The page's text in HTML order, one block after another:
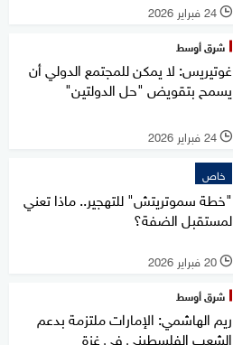
l 24 فبراير 2026
شرق أوسط
غوتيريس: لا يمكن للمجتمع الدولي أن
يسمح بتقويض "حل الدولتين"
l 24 فبراير 2026
خاص
"خطة سموتريتش" للتهجير.. ماذا تعني
لمستقبل الضفة؟
l 20 فبراير 2026
شرق أوسط
ريم الهاشمي: الإمارات ملتزمة بدعم
الشعب الفلسطيني في غزة